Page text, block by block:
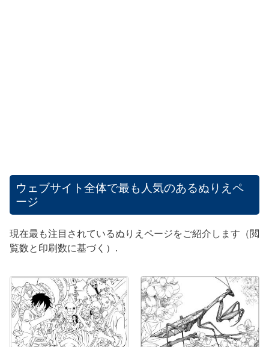
ウェブサイト全体で最も人気のあるぬりえペ
ージ
現在最も注目されているぬりえページをご紹介します（閲
覧数と印刷数に基づく）.